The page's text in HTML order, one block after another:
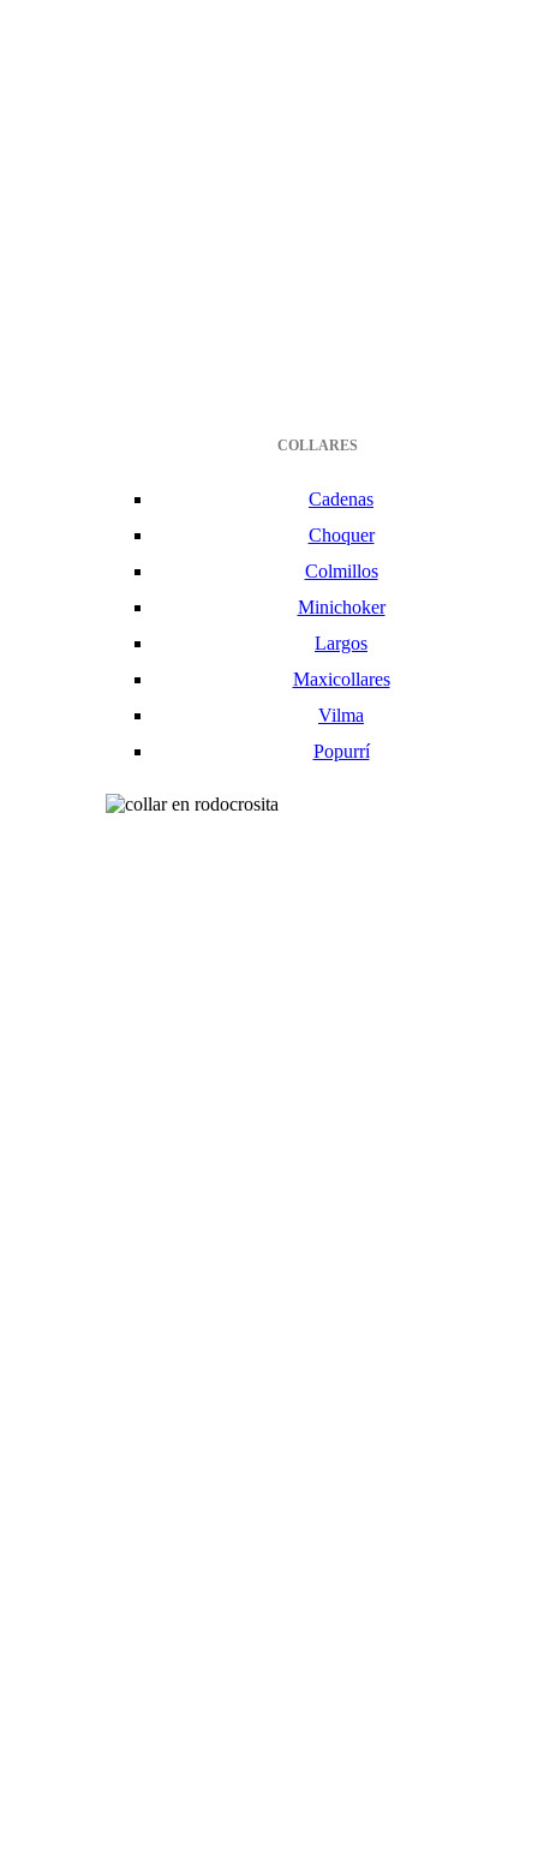
COLLARES
Cadenas
Choquer
Colmillos
Minichoker
Largos
Maxicollares
Vilma
Popurrí